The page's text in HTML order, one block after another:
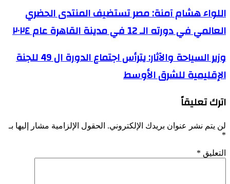
اللواء هشام آمنة: مصر تستضيف المنتدى الحضري
العالمي في دورته الـ 12 في مدينة القاهرة عام ٢٠٢٤
وزير السياحة والآثار: يترأس اجتماع الدورة ال 49 للجنة
الإقليمية للشرق الأوسط
اترك تعليقاً
لن يتم نشر عنوان بريدك الإلكتروني. الحقول الإلزامية مشار إليها بـ
*
التعليق *